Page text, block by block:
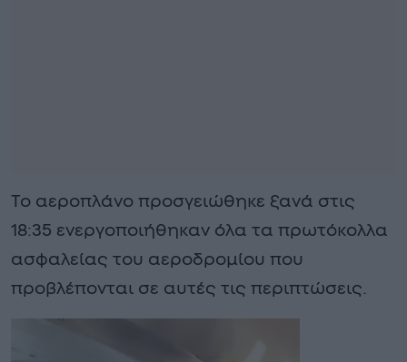
Το αεροπλάνο προσγειώθηκε ξανά στις
18:35 ενεργοποιήθηκαν όλα τα πρωτόκολλα
ασφαλείας του αεροδρομίου που
προβλέπονται σε αυτές τις περιπτώσεις.